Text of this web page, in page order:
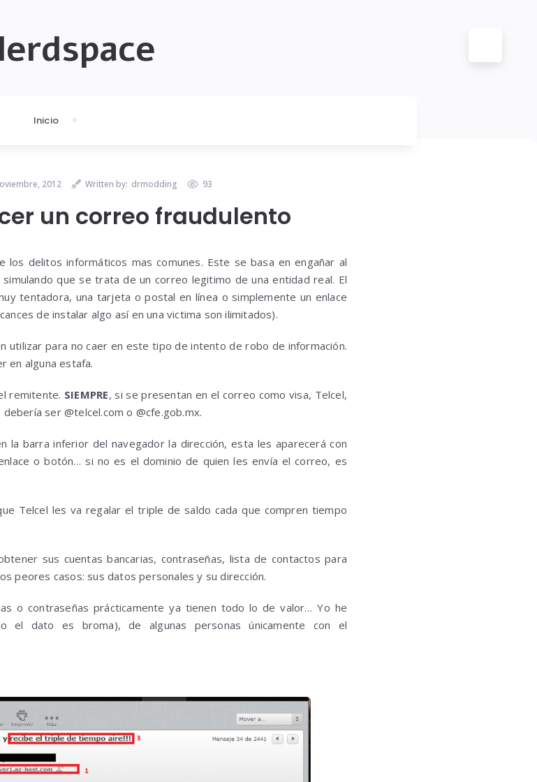
Inicio
2012 Written by: drmodding 93
un correo fraudulento
los delitos informáticos mas comunes. Este se basa en engañar al
que se trata de un correo legitimo de una entidad real. El
tentadora, una tarjeta o postal en línea o simplemente un enlace
de instalar algo así en una victima son ilimitados).
utilizar para no caer en este tipo de intento de robo de información.
en alguna estafa.
remitente. SIEMPRE, si se presentan en el correo como visa, Telcel,
ser @telcel.com o @cfe.gob.mx.
la barra inferior del navegador la dirección, esta les aparecerá con
o botón… si no es el dominio de quien les envía el correo, es
Telcel les va regalar el triple de saldo cada que compren tiempo
sus cuentas bancarias, contraseñas, lista de contactos para
peores casos: sus datos personales y su dirección.
o contraseñas prácticamente ya tienen todo lo de valor… Yo he
el dato es broma), de algunas personas únicamente con el